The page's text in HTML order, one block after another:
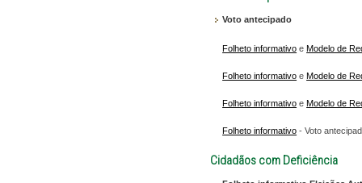
Voto antecipado
Folheto informativo eModelo de
Folheto informativo eModelo de
Folheto informativo eModelo de
Folheto informativo - Voto
Cidadãos com Deficiência